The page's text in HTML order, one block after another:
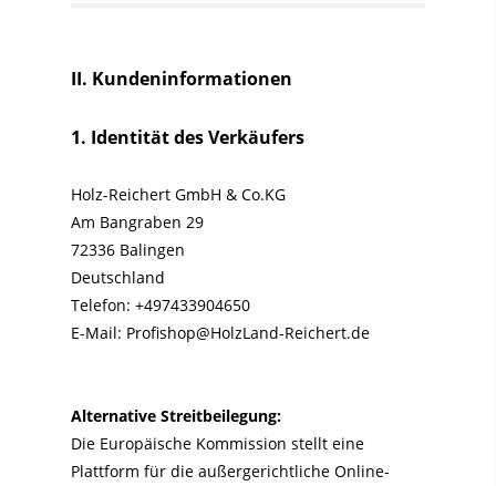
II. Kundeninformationen
1. Identität des Verkäufers
Holz-Reichert GmbH & Co.KG
Am Bangraben 29
72336 Balingen
Deutschland
Telefon: +497433904650
E-Mail: Profishop@HolzLand-Reichert.de
Alternative Streitbeilegung:
Die Europäische Kommission stellt eine
Plattform für die außergerichtliche Online-